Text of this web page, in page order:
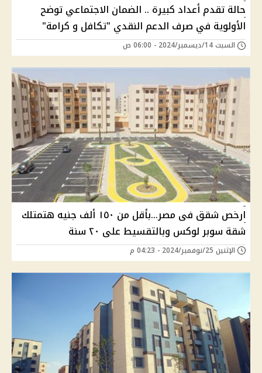
حالة تقدم أعداد كبيرة .. الضمان الاجتماعي توضح
الأولوية في صرف الدعم النقدي "تكافل و كرامة"
السبت 14/ديسمبر/2024 - 06:00 ص
ارخص شقق فى مصر...بأقل من ١٥٠ ألف جنيه هتمتلك
شقة سوبر لوكس وبالتقسيط على ٢٠ سنة
الإثنين 25/نوفمبر/2024 - 04:23 م